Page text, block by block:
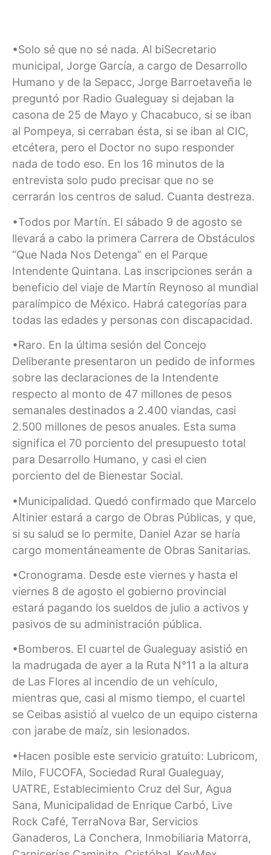
•Solo sé que no sé nada. Al biSecretario
municipal, Jorge García, a cargo de Desarrollo
Humano y de la Sepacc, Jorge Barroetaveña le
preguntó por Radio Gualeguay si dejaban la
casona de 25 de Mayo y Chacabuco, si se iban
al Pompeya, si cerraban ésta, si se iban al CIC,
etcétera, pero el Doctor no supo responder
nada de todo eso. En los 16 minutos de la
entrevista solo pudo precisar que no se
cerrarán los centros de salud. Cuanta destreza.
•Todos por Martín. El sábado 9 de agosto se
llevará a cabo la primera Carrera de Obstáculos
“Que Nada Nos Detenga” en el Parque
Intendente Quintana. Las inscripciones serán a
beneficio del viaje de Martín Reynoso al mundial
paralímpico de México. Habrá categorías para
todas las edades y personas con discapacidad.
•Raro. En la última sesión del Concejo
Deliberante presentaron un pedido de informes
sobre las declaraciones de la Intendente
respecto al monto de 47 millones de pesos
semanales destinados a 2.400 viandas, casi
2.500 millones de pesos anuales. Esta suma
significa el 70 porciento del presupuesto total
para Desarrollo Humano, y casi el cien
porciento del de Bienestar Social.
•Municipalidad. Quedó confirmado que Marcelo
Altinier estará a cargo de Obras Públicas, y que,
si su salud se lo permite, Daniel Azar se haría
cargo momentáneamente de Obras Sanitarias.
•Cronograma. Desde este viernes y hasta el
viernes 8 de agosto el gobierno provincial
estará pagando los sueldos de julio a activos y
pasivos de su administración pública.
•Bomberos. El cuartel de Gualeguay asistió en
la madrugada de ayer a la Ruta N°11 a la altura
de Las Flores al incendio de un vehículo,
mientras que, casi al mismo tiempo, el cuartel
se Ceibas asistió al vuelco de un equipo cisterna
con jarabe de maíz, sin lesionados.
•Hacen posible este servicio gratuito: Lubricom,
Milo, FUCOFA, Sociedad Rural Gualeguay,
UATRE, Establecimiento Cruz del Sur, Agua
Sana, Municipalidad de Enrique Carbó, Live
Rock Café, TerraNova Bar, Servicios
Ganaderos, La Conchera, Inmobiliaria Matorra,